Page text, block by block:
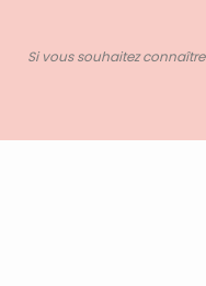
Si vous souhaitez